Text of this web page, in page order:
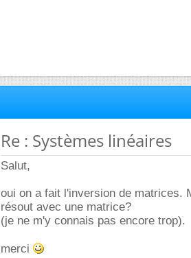
Re : Systèmes linéaires
Salut,
oui on a fait l'inversion de matrices.
résout avec une matrice?
(je ne m'y connais pas encore trop).
merci